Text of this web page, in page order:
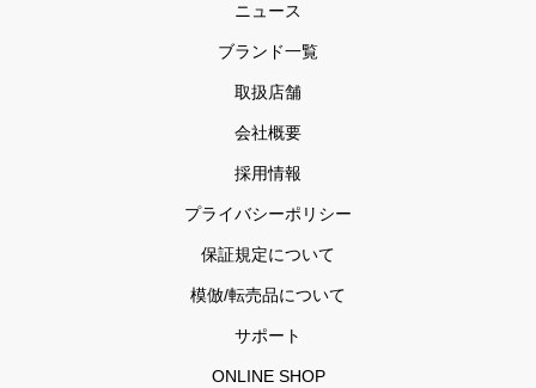
ニュース
ブランド一覧
取扱店舗
会社概要
採用情報
プライバシーポリシー
保証規定について
模倣/転売品について
サポート
ONLINE SHOP